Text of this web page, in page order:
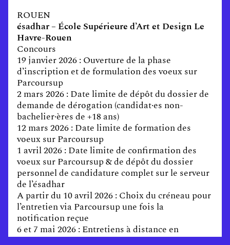
ROUEN
ésadhar – École Supérieure d’Art et Design Le
Havre-Rouen
Concours
19 janvier 2026 : Ouverture de la phase
d’inscription et de formulation des voeux sur
Parcoursup
2 mars 2026 : Date limite de dépôt du dossier de
demande de dérogation (candidat·es non-
bachelier·ères de +18 ans)
12 mars 2026 : Date limite de formation des
voeux sur Parcoursup
1 avril 2026 : Date limite de confirmation des
voeux sur Parcoursup & de dépôt du dossier
personnel de candidature complet sur le serveur
de l’ésadhar
A partir du 10 avril 2026 : Choix du créneau pour
l’entretien via Parcoursup une fois la
notification reçue
6 et 7 mai 2026 : Entretiens à distance en
visioconférence